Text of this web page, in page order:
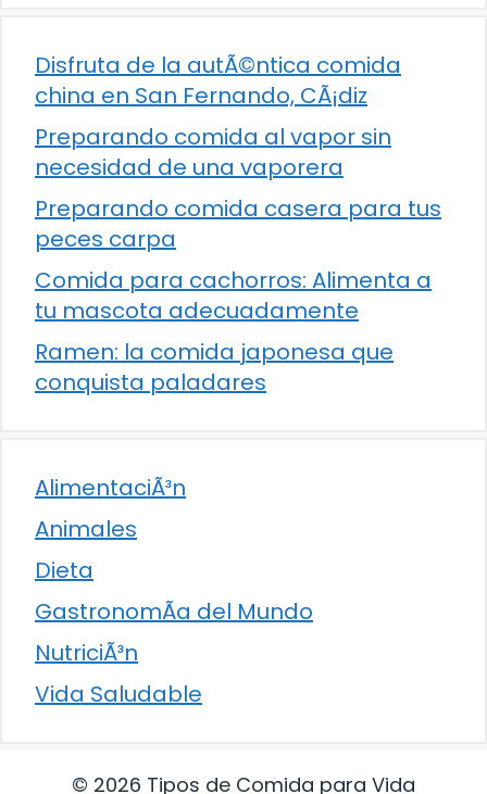
Disfruta de la autÃ©ntica comida
china en San Fernando, CÃ¡diz
Preparando comida al vapor sin
necesidad de una vaporera
Preparando comida casera para tus
peces carpa
Comida para cachorros: Alimenta a
tu mascota adecuadamente
Ramen: la comida japonesa que
conquista paladares
AlimentaciÃ³n
Animales
Dieta
GastronomÃ­a del Mundo
NutriciÃ³n
Vida Saludable
© 2026 Tipos de Comida para Vida